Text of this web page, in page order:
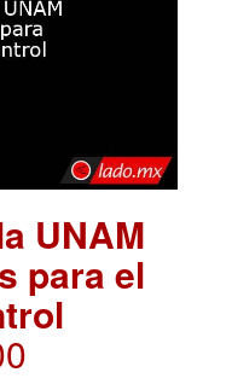
UNAM
para el